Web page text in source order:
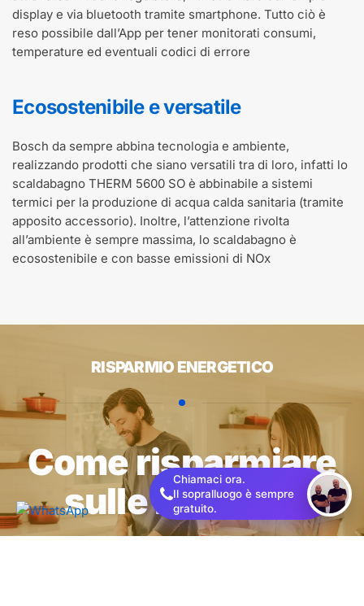
display e via bluetooth tramite smartphone. Tutto ciò è
reso possibile dall’App per tener monitorati consumi,
temperature ed eventuali codici di errore
Ecosostenibile e versatile
Bosch da sempre abbina tecnologia e ambiente,
realizzando prodotti che siano versatili tra di loro, infatti lo
scaldabagno THERM 5600 SO è abbinabile a sistemi
termici per la produzione di acqua calda sanitaria (tramite
apposito accessorio). Inoltre, l’attenzione rivolta
all’ambiente è sempre massima, lo scaldabagno è
ecosostenibile e con basse emissioni di NOx
RISPARMIO ENERGETICO
Come risparmiare
sulle bollette.
Chiamaci ora.
Il sopralluogo è sempre
gratuito.